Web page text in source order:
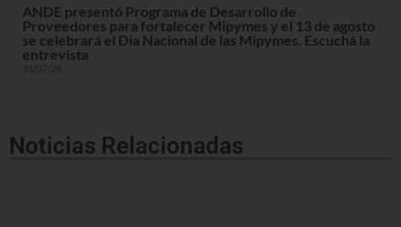
ANDE presentó Programa de Desarrollo de
Proveedores para fortalecer Mipymes y el 13 de agosto
se celebrará el Día Nacional de las Mipymes. Escuchá la
entrevista
31/07/26
Noticias Relacionadas